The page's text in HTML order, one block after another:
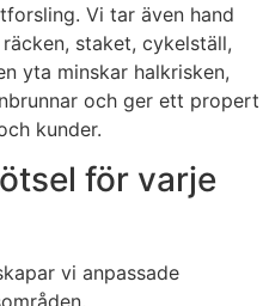
Vi tar även hand
staket, cykelställ,
yta minskar halkrisken,
och ger ett propert
kunder.
för varje
vi anpassade